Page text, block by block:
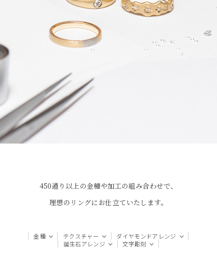
450通り以上の金種や加工の組み合わせで、
理想のリングにお仕立ていたします。
金種 テクスチャー
ダイヤモンドアレンジ
誕生石アレンジ
文字彫刻